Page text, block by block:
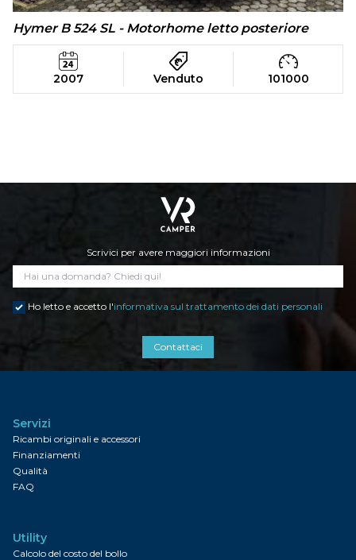
Hymer B 524 SL - Motorhome letto posteriore
2007 Venduto 101000
Scrivici per avere maggiori informazioni
Ho letto e accetto l'informativa sul trattamento dei dati personali
Contattaci
Servizi
Ricambi originali e accessori
Finanziamenti
Qualità
FAQ
Utility
Calcolo del costo del bollo